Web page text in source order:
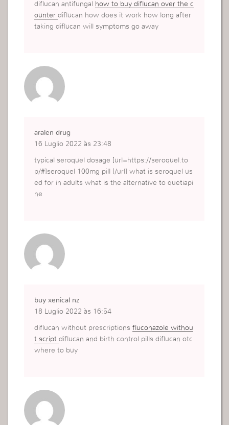
diflucan antifungal
how to buy diflucan over the c
ounterdiflucan how does it work how long after
taking diflucan will symptoms go away
aralen drug
16 Luglio 2022 às 23:48
typical seroquel dosage [url=https://seroquel.to
p/#]seroquel 100mg pill [/url] what is seroquel us
ed for in adults what is the alternative to quetiapi
ne
buy xenical nz
18 Luglio 2022 às 16:54
diflucan without prescriptionsfluconazole withou
t scriptdiflucan and birth control pills diflucan otc
where to buy